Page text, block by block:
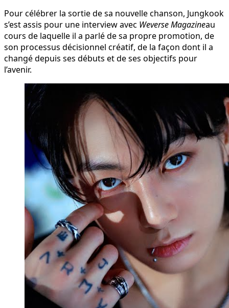
Pour célébrer la sortie de sa nouvelle chanson, Jungkook
s’est assis pour une interview avec Weverse Magazineau
cours de laquelle il a parlé de sa propre promotion, de
son processus décisionnel créatif, de la façon dont il a
changé depuis ses débuts et de ses objectifs pour
l’avenir.